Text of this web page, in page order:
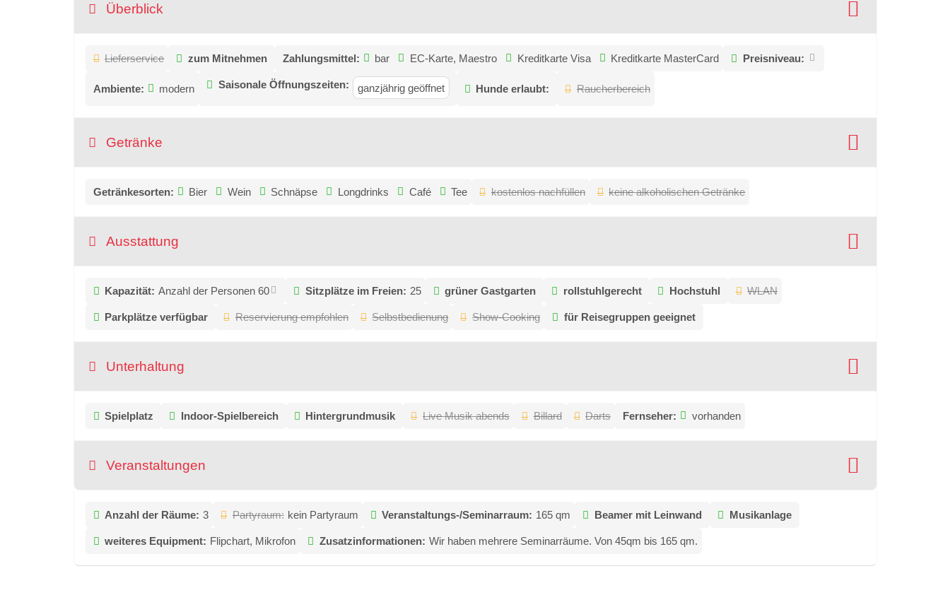
Überblick
Lieferservice zum Mitnehmen Zahlungsmittel: bar EC-Karte, Maestro Kreditkarte Visa Kreditkarte MasterCard Preisniveau:
Ambiente: modern Saisonale Öffnungszeiten: ganzjährig geöffnet Hunde erlaubt: Raucherbereich
Getränke
Getränkesorten: Bier Wein Schnäpse Longdrinks Café Tee kostenlos nachfüllen keine alkoholischen Getränke
Ausstattung
Kapazität: Anzahl der Personen 60 Sitzplätze im Freien: 25 grüner Gastgarten rollstuhlgerecht Hochstuhl WLAN
Parkplätze verfügbar Reservierung empfohlen Selbstbedienung Show-Cooking für Reisegruppen geeignet
Unterhaltung
Spielplatz Indoor-Spielbereich Hintergrundmusik Live Musik abends Billard Darts Fernseher: vorhanden
Veranstaltungen
Anzahl der Räume: 3 Partyraum: kein Partyraum Veranstaltungs-/Seminarraum: 165 qm Beamer mit Leinwand Musikanlage
weiteres Equipment: Flipchart, Mikrofon Zusatzinformationen: Wir haben mehrere Seminarräume. Von 45qm bis 165 qm.